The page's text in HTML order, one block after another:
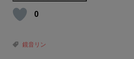
0
鏡音リン